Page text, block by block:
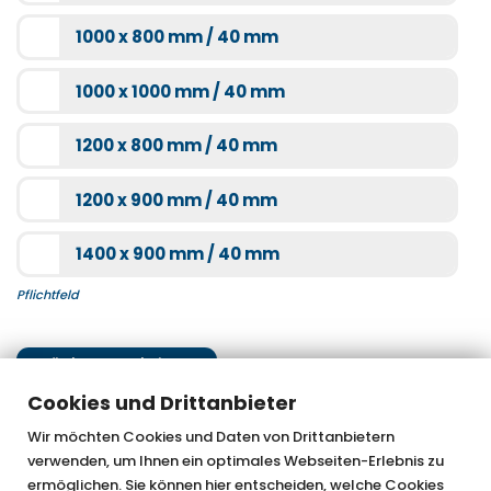
Cookies und Drittanbieter
Wir möchten Cookies und Daten von Drittanbietern
verwenden, um Ihnen ein optimales Webseiten-Erlebnis zu
ermöglichen. Sie können hier entscheiden, welche Cookies
1000 x 800 mm / 40 mm
1000 x 1000 mm / 40 mm
1200 x 800 mm / 40 mm
1200 x 900 mm / 40 mm
1400 x 900 mm / 40 mm
Pflichtfeld
Nächster Schritt
OTTOFOND GmbH & Co. KG